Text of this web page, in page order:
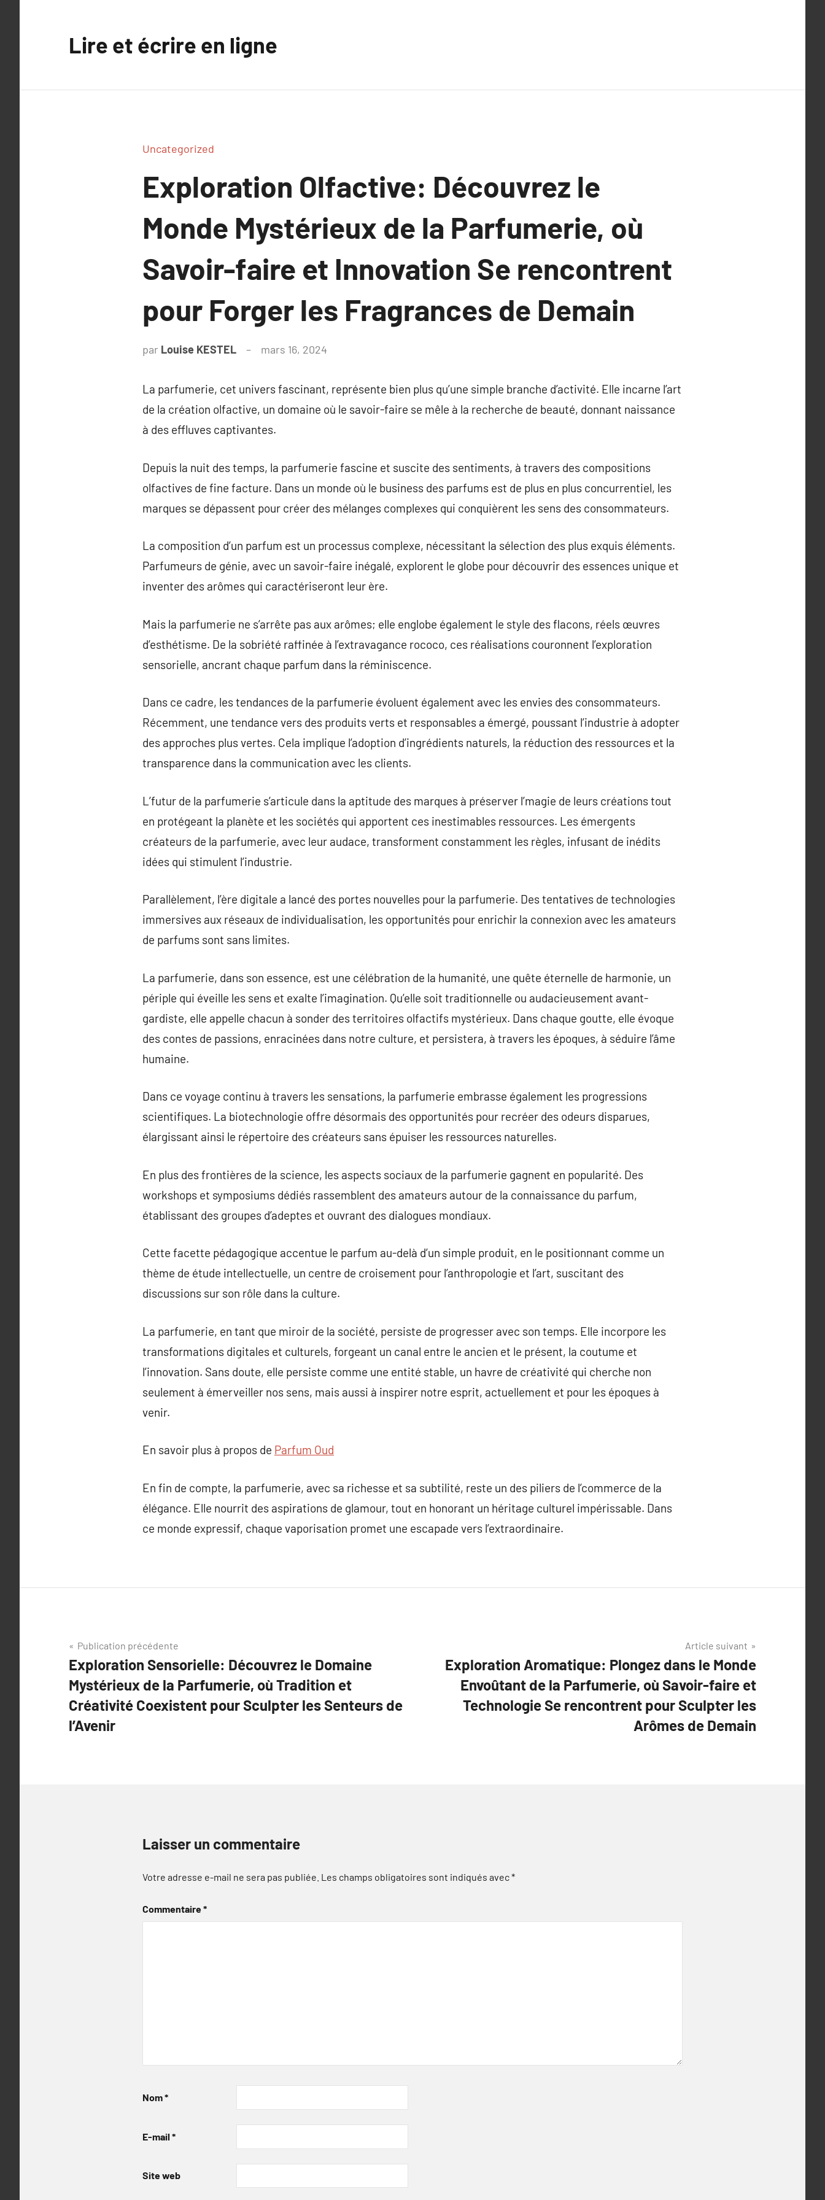
Lire et écrire en ligne
Uncategorized
Exploration Olfactive: Découvrez le
Monde Mystérieux de la Parfumerie, où
Savoir-faire et Innovation Se rencontrent
pour Forger les Fragrances de Demain
par Louise KESTEL mars 16, 2024
La parfumerie, cet univers fascinant, représente bien plus qu’une simple branche d’activité. Elle incarne l’art
de la création olfactive, un domaine où le savoir-faire se mêle à la recherche de beauté, donnant naissance
à des effluves captivantes.
Depuis la nuit des temps, la parfumerie fascine et suscite des sentiments, à travers des compositions
olfactives de fine facture. Dans un monde où le business des parfums est de plus en plus concurrentiel, les
marques se dépassent pour créer des mélanges complexes qui conquièrent les sens des consommateurs.
La composition d’un parfum est un processus complexe, nécessitant la sélection des plus exquis éléments.
Parfumeurs de génie, avec un savoir-faire inégalé, explorent le globe pour découvrir des essences unique et
inventer des arômes qui caractériseront leur ère.
Mais la parfumerie ne s’arrête pas aux arômes; elle englobe également le style des flacons, réels œuvres
d’esthétisme. De la sobriété raffinée à l’extravagance rococo, ces réalisations couronnent l’exploration
sensorielle, ancrant chaque parfum dans la réminiscence.
Dans ce cadre, les tendances de la parfumerie évoluent également avec les envies des consommateurs.
Récemment, une tendance vers des produits verts et responsables a émergé, poussant l’industrie à adopter
des approches plus vertes. Cela implique l’adoption d’ingrédients naturels, la réduction des ressources et la
transparence dans la communication avec les clients.
L’futur de la parfumerie s’articule dans la aptitude des marques à préserver l’magie de leurs créations tout
en protégeant la planète et les sociétés qui apportent ces inestimables ressources. Les émergents
créateurs de la parfumerie, avec leur audace, transforment constamment les règles, infusant de inédits
idées qui stimulent l’industrie.
Parallèlement, l’ère digitale a lancé des portes nouvelles pour la parfumerie. Des tentatives de technologies
immersives aux réseaux de individualisation, les opportunités pour enrichir la connexion avec les amateurs
de parfums sont sans limites.
La parfumerie, dans son essence, est une célébration de la humanité, une quête éternelle de harmonie, un
périple qui éveille les sens et exalte l’imagination. Qu’elle soit traditionnelle ou audacieusement avant-
gardiste, elle appelle chacun à sonder des territoires olfactifs mystérieux. Dans chaque goutte, elle évoque
des contes de passions, enracinées dans notre culture, et persistera, à travers les époques, à séduire l’âme
humaine.
Dans ce voyage continu à travers les sensations, la parfumerie embrasse également les progressions
scientifiques. La biotechnologie offre désormais des opportunités pour recréer des odeurs disparues,
élargissant ainsi le répertoire des créateurs sans épuiser les ressources naturelles.
En plus des frontières de la science, les aspects sociaux de la parfumerie gagnent en popularité. Des
workshops et symposiums dédiés rassemblent des amateurs autour de la connaissance du parfum,
établissant des groupes d’adeptes et ouvrant des dialogues mondiaux.
Cette facette pédagogique accentue le parfum au-delà d’un simple produit, en le positionnant comme un
thème de étude intellectuelle, un centre de croisement pour l’anthropologie et l’art, suscitant des
discussions sur son rôle dans la culture.
La parfumerie, en tant que miroir de la société, persiste de progresser avec son temps. Elle incorpore les
transformations digitales et culturels, forgeant un canal entre le ancien et le présent, la coutume et
l’innovation. Sans doute, elle persiste comme une entité stable, un havre de créativité qui cherche non
seulement à émerveiller nos sens, mais aussi à inspirer notre esprit, actuellement et pour les époques à
venir.
En savoir plus à propos de Parfum Oud
En fin de compte, la parfumerie, avec sa richesse et sa subtilité, reste un des piliers de l’commerce de la
élégance. Elle nourrit des aspirations de glamour, tout en honorant un héritage culturel impérissable. Dans
ce monde expressif, chaque vaporisation promet une escapade vers l’extraordinaire.
Navigation
de
l’article
Publication précédente
Exploration Sensorielle: Découvrez le Domaine
Mystérieux de la Parfumerie, où Tradition et
Créativité Coexistent pour Sculpter les Senteurs de
l’Avenir
Article suivant
Exploration Aromatique: Plongez dans le Monde
Envoûtant de la Parfumerie, où Savoir-faire et
Technologie Se rencontrent pour Sculpter les
Arômes de Demain
Laisser un commentaire
Votre adresse e-mail ne sera pas publiée. Les champs obligatoires sont indiqués avec*
Commentaire*
Nom*
E-mail *
Site web